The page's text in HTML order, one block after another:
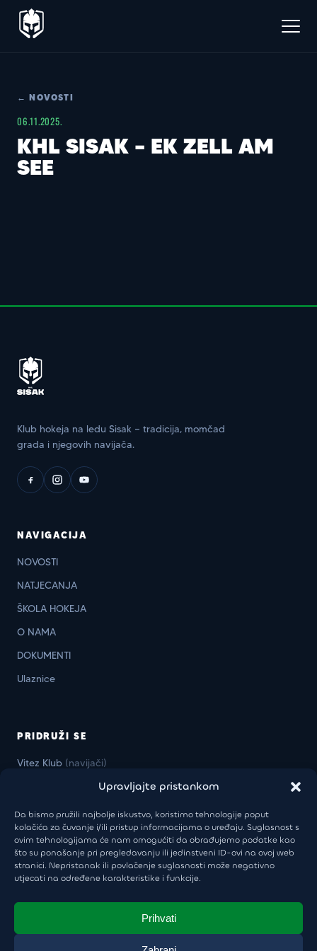
Upravljajte pristankom
Da bismo pružili najbolje iskustvo, koristimo tehnologije poput
kolačića za čuvanje i/ili pristup informacijama o uređaju. Suglasnost s
ovim tehnologijama će nam omogućiti da obrađujemo podatke kao
što su ponašanje pri pregledavanju ili jedinstveni ID-ovi na ovoj web
stranici. Nepristanak ili povlačenje suglasnosti može negativno
utjecati na određene karakteristike i funkcije.
Prihvati
← NOVOSTI
06.11.2025.
KHL SISAK – EK ZELL AM
SEE
Klub hokeja na ledu Sisak — tradicija, momčad
grada i njegovih navijača.
NAVIGACIJA
NOVOSTI
NATJECANJA
ŠKOLA HOKEJA
O NAMA
DOKUMENTI
Ulaznice
PRIDRUŽI SE
Vitez Klub (navijači)
Vitez Business Klub(firme)
KONTAKT
Uprava:+385 98 946 5805
+385 97 6030 999